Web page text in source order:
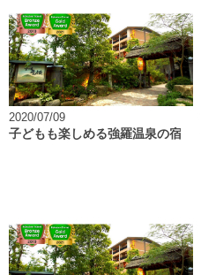
2020/07/09
子どもも楽しめる強羅温泉の宿